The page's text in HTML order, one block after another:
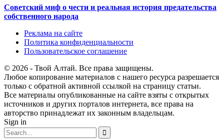
Советский миф о чести и реальная история предательства
собственного народа
Реклама на сайте
Политика конфиденциальности
Пользовательское соглашение
© 2026 - Твой Алтай. Все права защищены.
Любое копирование материалов с нашего ресурса разрешается
только с обратной активной ссылкой на страницу статьи.
Все материалы опубликованные на сайте взяты с открытых
источников и других порталов интернета, все права на
авторство принадлежат их законным владельцам.
Sign in